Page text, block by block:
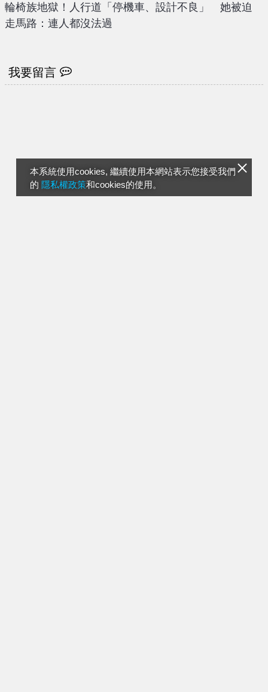
本系統使用cookies, 繼續使用本網站表示您接受我們
的 隱私權政策和cookies的使用。
輪椅族地獄！人行道「停機車、設計不良」 她被迫
走馬路：連人都沒法過
我要留言